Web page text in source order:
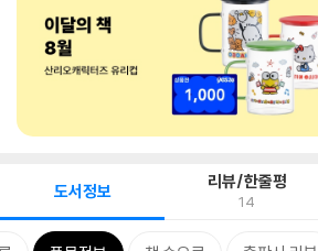
도서정보 리뷰/한줄평
14